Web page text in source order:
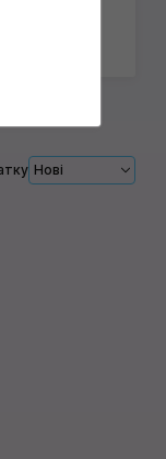
Нові